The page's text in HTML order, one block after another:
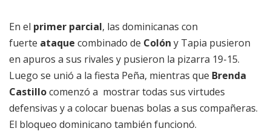
En el primer parcial, las dominicanas con
fuerte ataque combinado de Colón y Tapia pusieron
en apuros a sus rivales y pusieron la pizarra 19-15.
Luego se unió a la fiesta Peña, mientras que Brenda
Castillocomenzó a mostrar todas sus virtudes
defensivas y a colocar buenas bolas a sus compañeras.
El bloqueo dominicano también funcionó.